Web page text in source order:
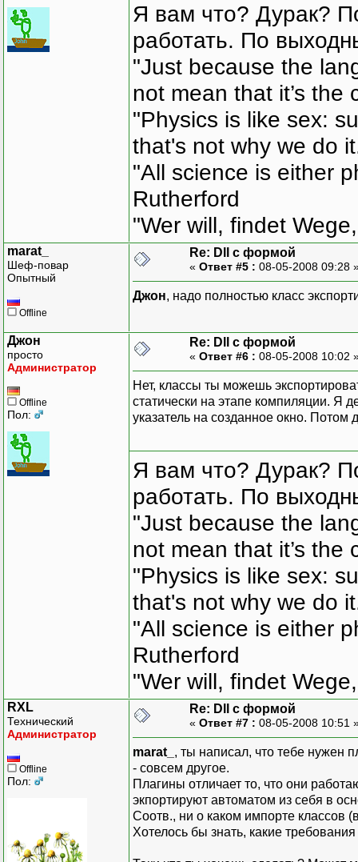
Я вам что? Дурак?
работать. По
"Just because the
not mean that it’s the
"Physics is like sex:
that's not why we do
"All science is either
Rutherford
"Wer will, findet
marat_
Шеф-повар
Опытный
Offline
Re: Dll с формой
« Ответ #5 : 08-05-2008 09:28
Джон, надо полностью класс
Джон
просто
Администратор
Offline
Пол:
Re: Dll с формой
« Ответ #6 : 08-05-2008 10:02
Нет, классы ты можешь
статически на этапе компиляции. Я
указатель на созданное окно. Потом
Я вам что? Дурак?
работать. По
"Just because the
not mean that it’s the
"Physics is like sex:
that's not why we do
"All science is either
Rutherford
"Wer will, findet
RXL
Технический
Администратор
Offline
Пол:
Re: Dll с формой
« Ответ #7 : 08-05-2008 10:51
marat_ , ты написал, что тебе нужен
- совсем другое.
Плагины отличает то, что они
экпортируют автоматом из себя в
Соотв., ни о каком импорте классов
Хотелось бы знать, какие